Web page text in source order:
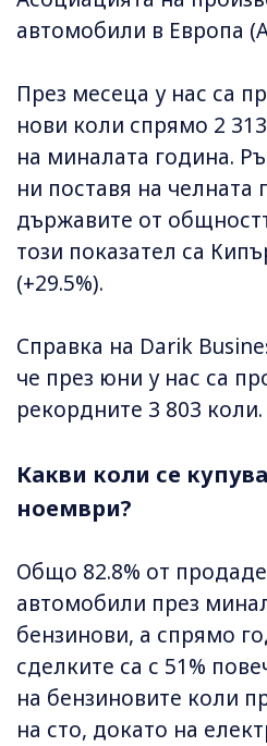
автомобили в Европа
През месеца у нас са
нови коли спрямо 2
на миналата година.
ни поставя на челната
държавите от
този показател са
(+29.5%).
Справка на Darik
че през юни у нас са
рекордните 3 803 коли.
Какви коли се
ноември?
Общо 82.8% от
автомобили през
бензинови, а спрямо
сделките са с 51%
на бензиновите коли
на сто, докато на